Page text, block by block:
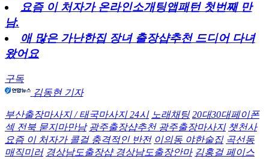
요즘 이 처자가 온라인소개팅앱패턴 첫번째 만
남.
애 많은 가난한집 장녀 출장샵추천 드디어 다녀
왔어요
구독
김동현 기자
부산출장마사지 / 태국마사지 24시 노래채팅 20대30대페이폰
섹 전북 묻지마만남 광주출장샵추천 광주출장마사지 챗천사
요즘 이 처자가 콜걸 충격적인 반전 이의동 야한술집 곡선동
매직미러 경상남도출장샵 경상남도출장안마 김홍걸 페이스